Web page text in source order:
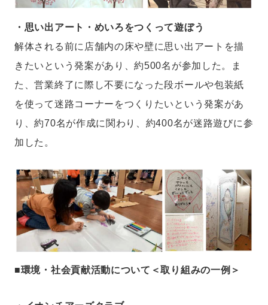
・思い出アート・めいろをつくって遊ぼう
解体される前に店舗内の床や壁に思い出アートを描
きたいという発案があり、約500名が参加した。ま
た、営業終了に際し不要になった段ボールや包装紙
を使って迷路コーナーをつくりたいという発案があ
り、約70名が作成に関わり、約400名が迷路遊びに参
加した。
■環境・社会貢献活動について＜取り組みの一例＞